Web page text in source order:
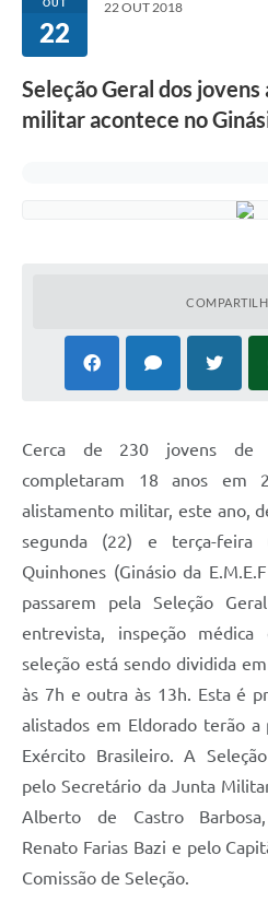
OUT
22
22 OUT 2018
Seleção Geral dos
militar acontece no
Cerca de 230 jovens de
completaram 18 anos em
alistamento militar, este ano,
segunda (22) e terça-feira
Quinhones (Ginásio da
passarem pela Seleção
entrevista, inspeção
seleção está sendo dividida
às 7h e outra às 13h. Esta é
alistados em Eldorado terão
Exército Brasileiro. A
pelo Secretário da Junta
Alberto de Castro
Renato Farias Bazi e pelo
Comissão de Seleção.